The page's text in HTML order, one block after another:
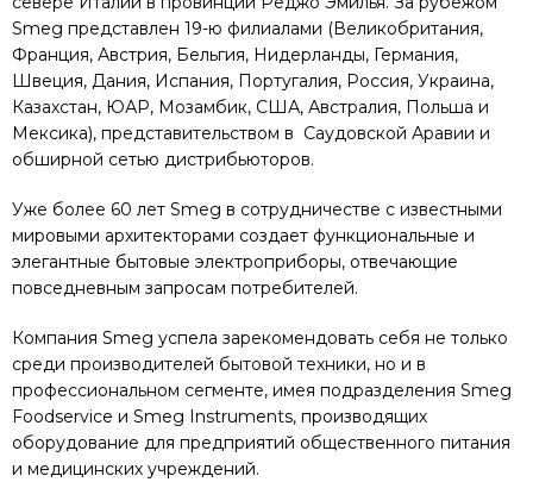
Smeg представлен 19-ю филиалами (Великобритания,
Франция, Австрия, Бельгия, Нидерланды, Германия,
Швеция, Дания, Испания, Португалия, Россия, Украина,
Казахстан, ЮАР, Мозамбик, США, Австралия, Польша и
Мексика), представительством в Саудовской Аравии и
обширной сетью дистрибьюторов.
Уже более 60 лет Smeg в сотрудничестве с известными
мировыми архитекторами создает функциональные и
элегантные бытовые электроприборы, отвечающие
повседневным запросам потребителей.
Компания Smeg успела зарекомендовать себя не только
среди производителей бытовой техники, но и в
профессиональном сегменте, имея подразделения Smeg
Foodservice и Smeg Instruments, производящих
оборудование для предприятий общественного питания
и медицинских учреждений.